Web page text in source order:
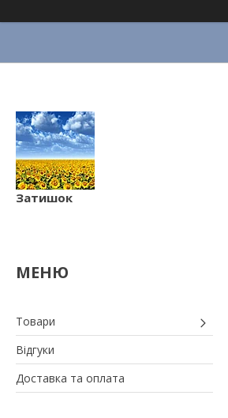
Затишок
Товари
Відгуки
Доставка та оплата